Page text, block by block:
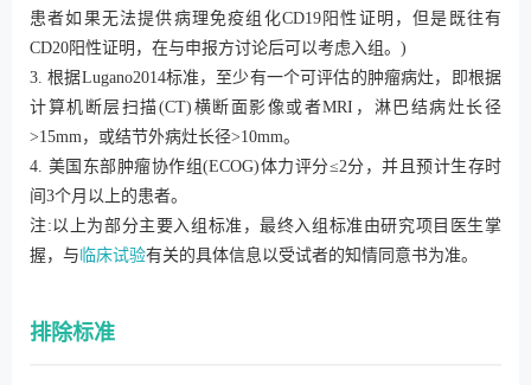
患者如果无法提供病理免疫组化CD19阳性证明，但是既往有
CD20阳性证明，在与申报方讨论后可以考虑入组。)
3. 根据Lugano2014标准，至少有一个可评估的肿瘤病灶，即根据
计算机断层扫描(CT)横断面影像或者MRI，淋巴结病灶长径
>15mm，或结节外病灶长径>10mm。
4. 美国东部肿瘤协作组(ECOG)体力评分≤2分，并且预计生存时
间3个月以上的患者。
注:以上为部分主要入组标准，最终入组标准由研究项目医生掌
握，与 临床试验有关的具体信息以受试者的知情同意书为准。
排除标准